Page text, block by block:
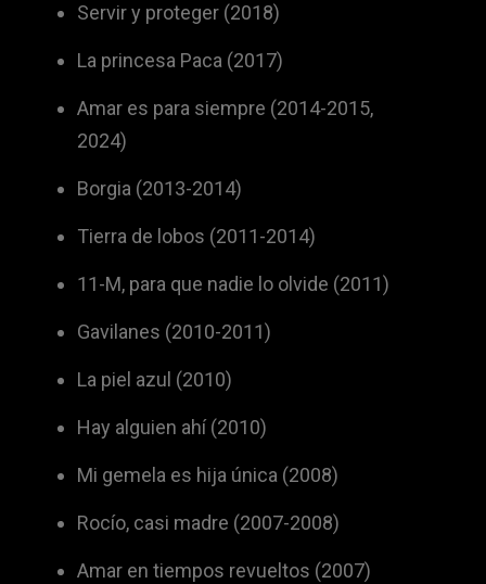
Servir y proteger (2018)
La princesa Paca (2017)
Amar es para siempre (2014-2015,
2024)
Borgia (2013-2014)
Tierra de lobos (2011-2014)
11-M, para que nadie lo olvide (2011)
Gavilanes (2010-2011)
La piel azul (2010)
Hay alguien ahí (2010)
Mi gemela es hija única (2008)
Rocío, casi madre (2007-2008)
Amar en tiempos revueltos (2007)